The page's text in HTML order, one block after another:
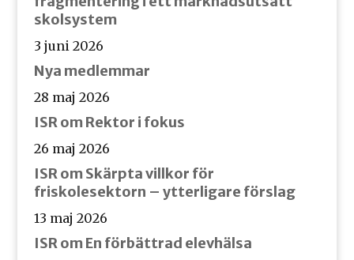
skolsystem
3 juni 2026
Nya medlemmar
28 maj 2026
ISR om Rektor i fokus
26 maj 2026
ISR om Skärpta villkor för
friskolesektorn – ytterligare förslag
13 maj 2026
ISR om En förbättrad elevhälsa